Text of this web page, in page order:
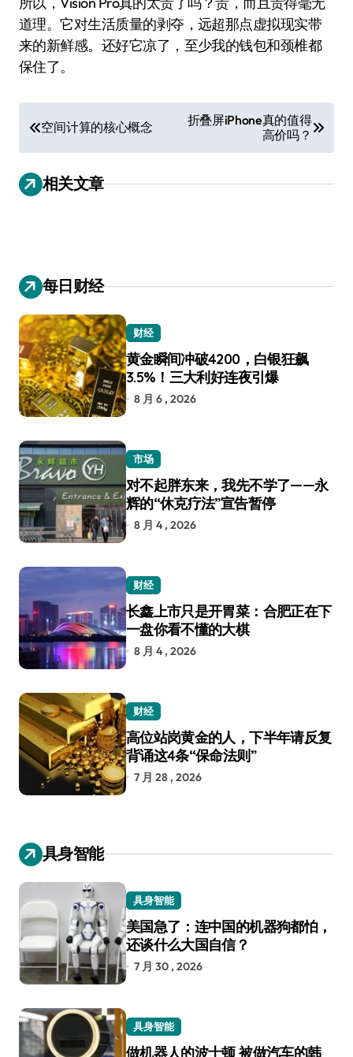
道理。它对生活质量的剥夺，远超那点虚拟现实带
来的新鲜感。还好它凉了，至少我的钱包和颈椎都
保住了。
章
导
航
空间计算的核心概念
折叠屏iPhone真的值得
高价吗？
相关文章
每日财经
财经
黄金瞬间冲破4200，白银狂飙
3.5%！三大利好连夜引爆
8 月 6 , 2026
市场
对不起胖东来，我先不学了——永
辉的“休克疗法”宣告暂停
8 月 4 , 2026
财经
长鑫上市只是开胃菜：合肥正在下
一盘你看不懂的大棋
8 月 4 , 2026
财经
高位站岗黄金的人，下半年请反复
背诵这4条“保命法则”
7 月 28 , 2026
具身智能
具身智能
美国急了：连中国的机器狗都怕，
还谈什么大国自信？
7 月 30 , 2026
具身智能
做机器人的波士顿 被做汽车的韩